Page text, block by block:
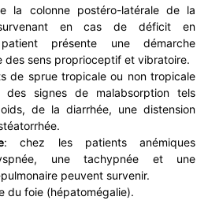
la colonne postéro-latérale de la
en cas de déficit en
présente une démarche
des sens proprioceptif et vibratoire.
de sprue tropicale ou non tropicale
des signes de malabsorption tels
de la diarrhée, une distension
: chez les patients anémiques
une tachypnée et une
peuvent survenir.
du foie (hépatomégalie).